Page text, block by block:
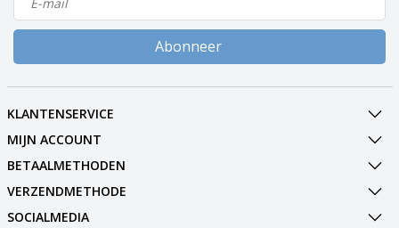
Abonneer
KLANTENSERVICE
MIJN ACCOUNT
BETAALMETHODEN
VERZENDMETHODE
SOCIALMEDIA